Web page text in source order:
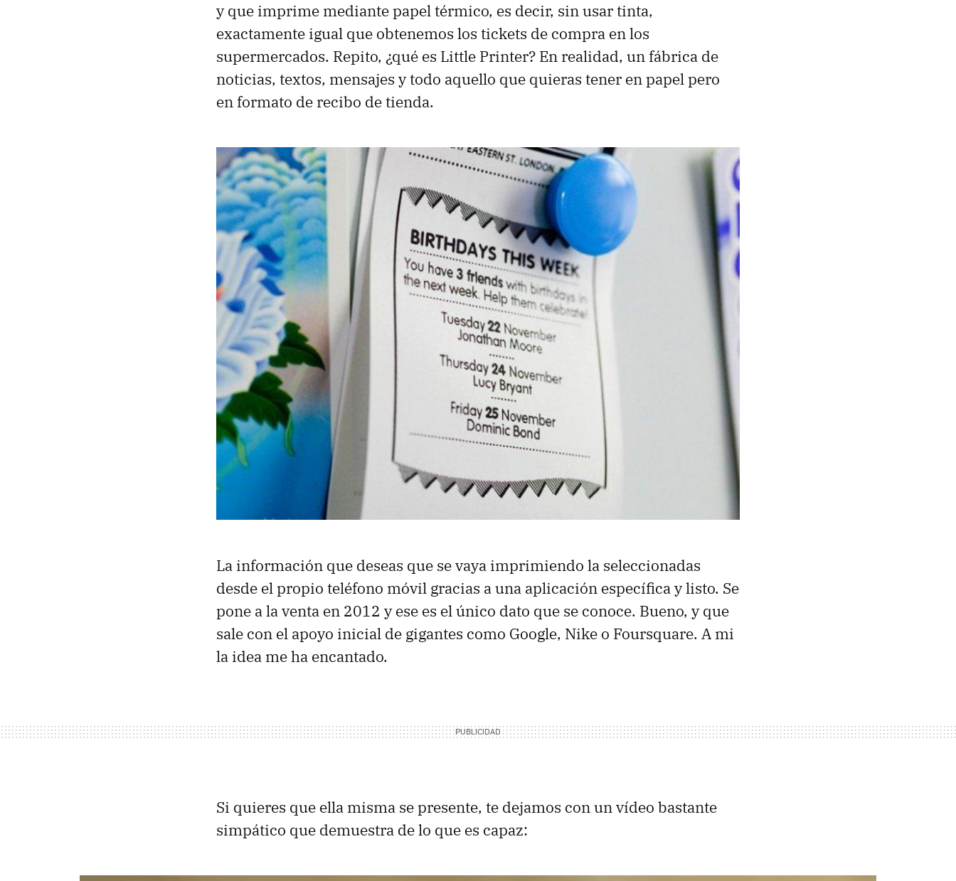
y que imprime mediante papel térmico, es decir, sin usar tinta,
exactamente igual que obtenemos los tickets de compra en los
supermercados. Repito, ¿qué es Little Printer? En realidad, un fábrica de
noticias, textos, mensajes y todo aquello que quieras tener en papel pero
en formato de recibo de tienda.
La información que deseas que se vaya imprimiendo la seleccionadas
desde el propio teléfono móvil gracias a una aplicación específica y listo. Se
pone a la venta en 2012 y ese es el único dato que se conoce. Bueno, y que
sale con el apoyo inicial de gigantes como Google, Nike o Foursquare. A mi
la idea me ha encantado.
Si quieres que ella misma se presente, te dejamos con un vídeo bastante
simpático que demuestra de lo que es capaz: